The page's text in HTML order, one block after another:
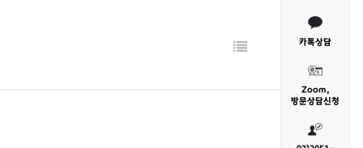
카톡상담
Zoom,
방문상담신청